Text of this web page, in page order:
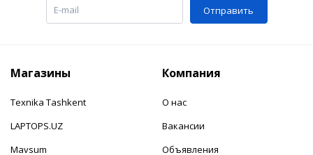
Отправить
Магазины
Texnika Tashkent
LAPTOPS.UZ
Mavsum
Компания
О нас
Вакансии
Объявления